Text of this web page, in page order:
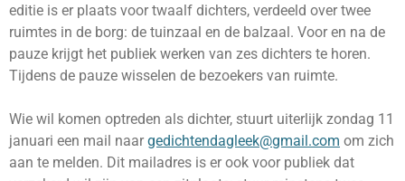
editie is er plaats voor twaalf dichters, verdeeld over twee
ruimtes in de borg: de tuinzaal en de balzaal. Voor en na de
pauze krijgt het publiek werken van zes dichters te horen.
Tijdens de pauze wisselen de bezoekers van ruimte.
Wie wil komen optreden als dichter, stuurt uiterlijk zondag 11
januari een mail naargedichtendagleek@gmail.com om zich
aan te melden. Dit mailadres is er ook voor publiek dat